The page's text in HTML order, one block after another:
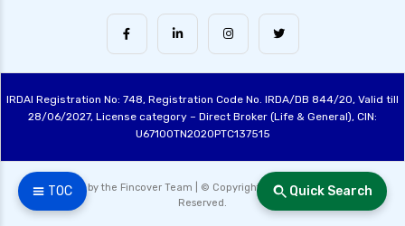
☰ TOC Quick Search
IRDAI Registration No: 748, Registration Code No. IRDA/DB 844/20, Valid till
28/06/2027, License category – Direct Broker (Life & General), CIN:
U67100TN2020PTC137515
Made with ❤️ by the Fincover Team | © Copyright 2026 Fincover. All Rights
Reserved.